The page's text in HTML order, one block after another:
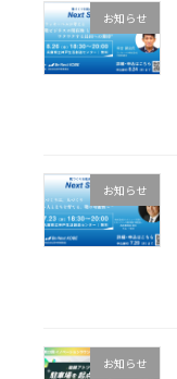
お知らせ
お知らせ
お知らせ